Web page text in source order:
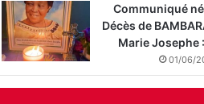
Communiqué
Décès de
Marie Josephe
01/06/